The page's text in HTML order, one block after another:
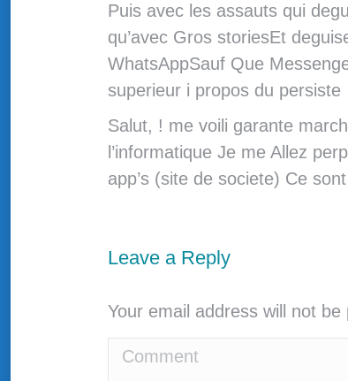
Puis avec les assauts qui
qu’avec Gros storiesEt
WhatsAppSauf Que
superieur i propos du persiste
Salut, ! me voili garante
l’informatique Je me Allez
app’s (site de societe) Ce
Leave a Reply
Your email address will not
Comment